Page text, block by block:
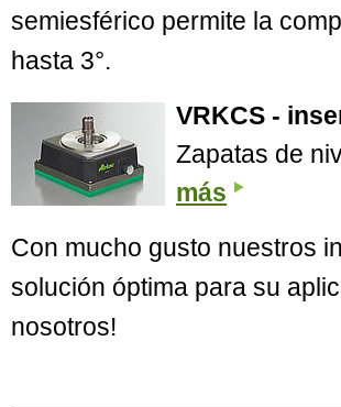
semiesférico permite la
hasta 3°.
VRKCS -
Zapatas de
más
Con mucho gusto nuestros
solución óptima para su
nosotros!